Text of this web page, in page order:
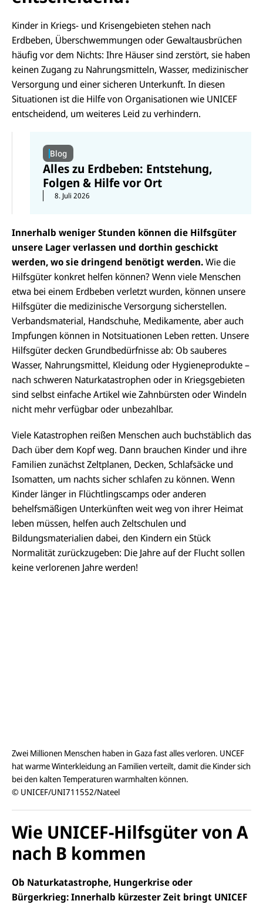
Kinder in Kriegs- und Krisengebieten stehen nach
Erdbeben, Überschwemmungen oder Gewaltausbrüchen
häufig vor dem Nichts: Ihre Häuser sind zerstört, sie haben
keinen Zugang zu Nahrungsmitteln, Wasser, medizinischer
Versorgung und einer sicheren Unterkunft. In diesen
Situationen ist die Hilfe von Organisationen wie UNICEF
entscheidend, um weiteres Leid zu verhindern.
Blog
Alles zu Erdbeben: Entstehung,
Folgen & Hilfe vor Ort
8. Juli 2026
Innerhalb weniger Stunden können die Hilfsgüter
unsere Lager verlassen und dorthin geschickt
werden, wo sie dringend benötigt werden.Wie die
Hilfsgüter konkret helfen können? Wenn viele Menschen
etwa bei einem Erdbeben verletzt wurden, können unsere
Hilfsgüter die medizinische Versorgung sicherstellen.
Verbandsmaterial, Handschuhe, Medikamente, aber auch
Impfungen können in Notsituationen Leben retten. Unsere
Hilfsgüter decken Grundbedürfnisse ab: Ob sauberes
Wasser, Nahrungsmittel, Kleidung oder Hygieneprodukte –
nach schweren Naturkatastrophen oder in Kriegsgebieten
sind selbst einfache Artikel wie Zahnbürsten oder Windeln
nicht mehr verfügbar oder unbezahlbar.
Viele Katastrophen reißen Menschen auch buchstäblich das
Dach über dem Kopf weg. Dann brauchen Kinder und ihre
Familien zunächst Zeltplanen, Decken, Schlafsäcke und
Isomatten, um nachts sicher schlafen zu können. Wenn
Kinder länger in Flüchtlingscamps oder anderen
behelfsmäßigen Unterkünften weit weg von ihrer Heimat
leben müssen, helfen auch Zeltschulen und
Bildungsmaterialien dabei, den Kindern ein Stück
Normalität zurückzugeben: Die Jahre auf der Flucht sollen
keine verlorenen Jahre werden!
Zwei Millionen Menschen haben in Gaza fast alles verloren. UNCEF
hat warme Winterkleidung an Familien verteilt, damit die Kinder sich
bei den kalten Temperaturen warmhalten können.
© UNICEF/UNI711552/Nateel
Wie UNICEF-Hilfsgüter von A
nach B kommen
Ob Naturkatastrophe, Hungerkrise oder
Bürgerkrieg: Innerhalb kürzester Zeit bringt UNICEF